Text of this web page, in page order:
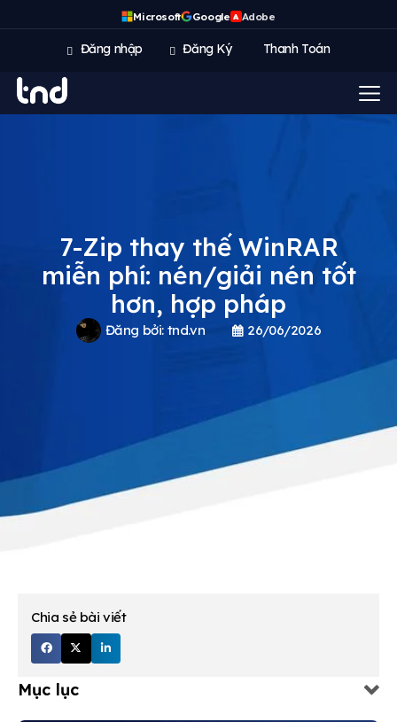
Microsoft Google A Adobe
Đăng nhập Đăng Ký Thanh Toán
7-Zip thay thế WinRAR
miễn phí: nén/giải nén tốt
hơn, hợp pháp
Đăng bởi: tnd.vn 26/06/2026
Chia sẻ bài viết
Mục lục